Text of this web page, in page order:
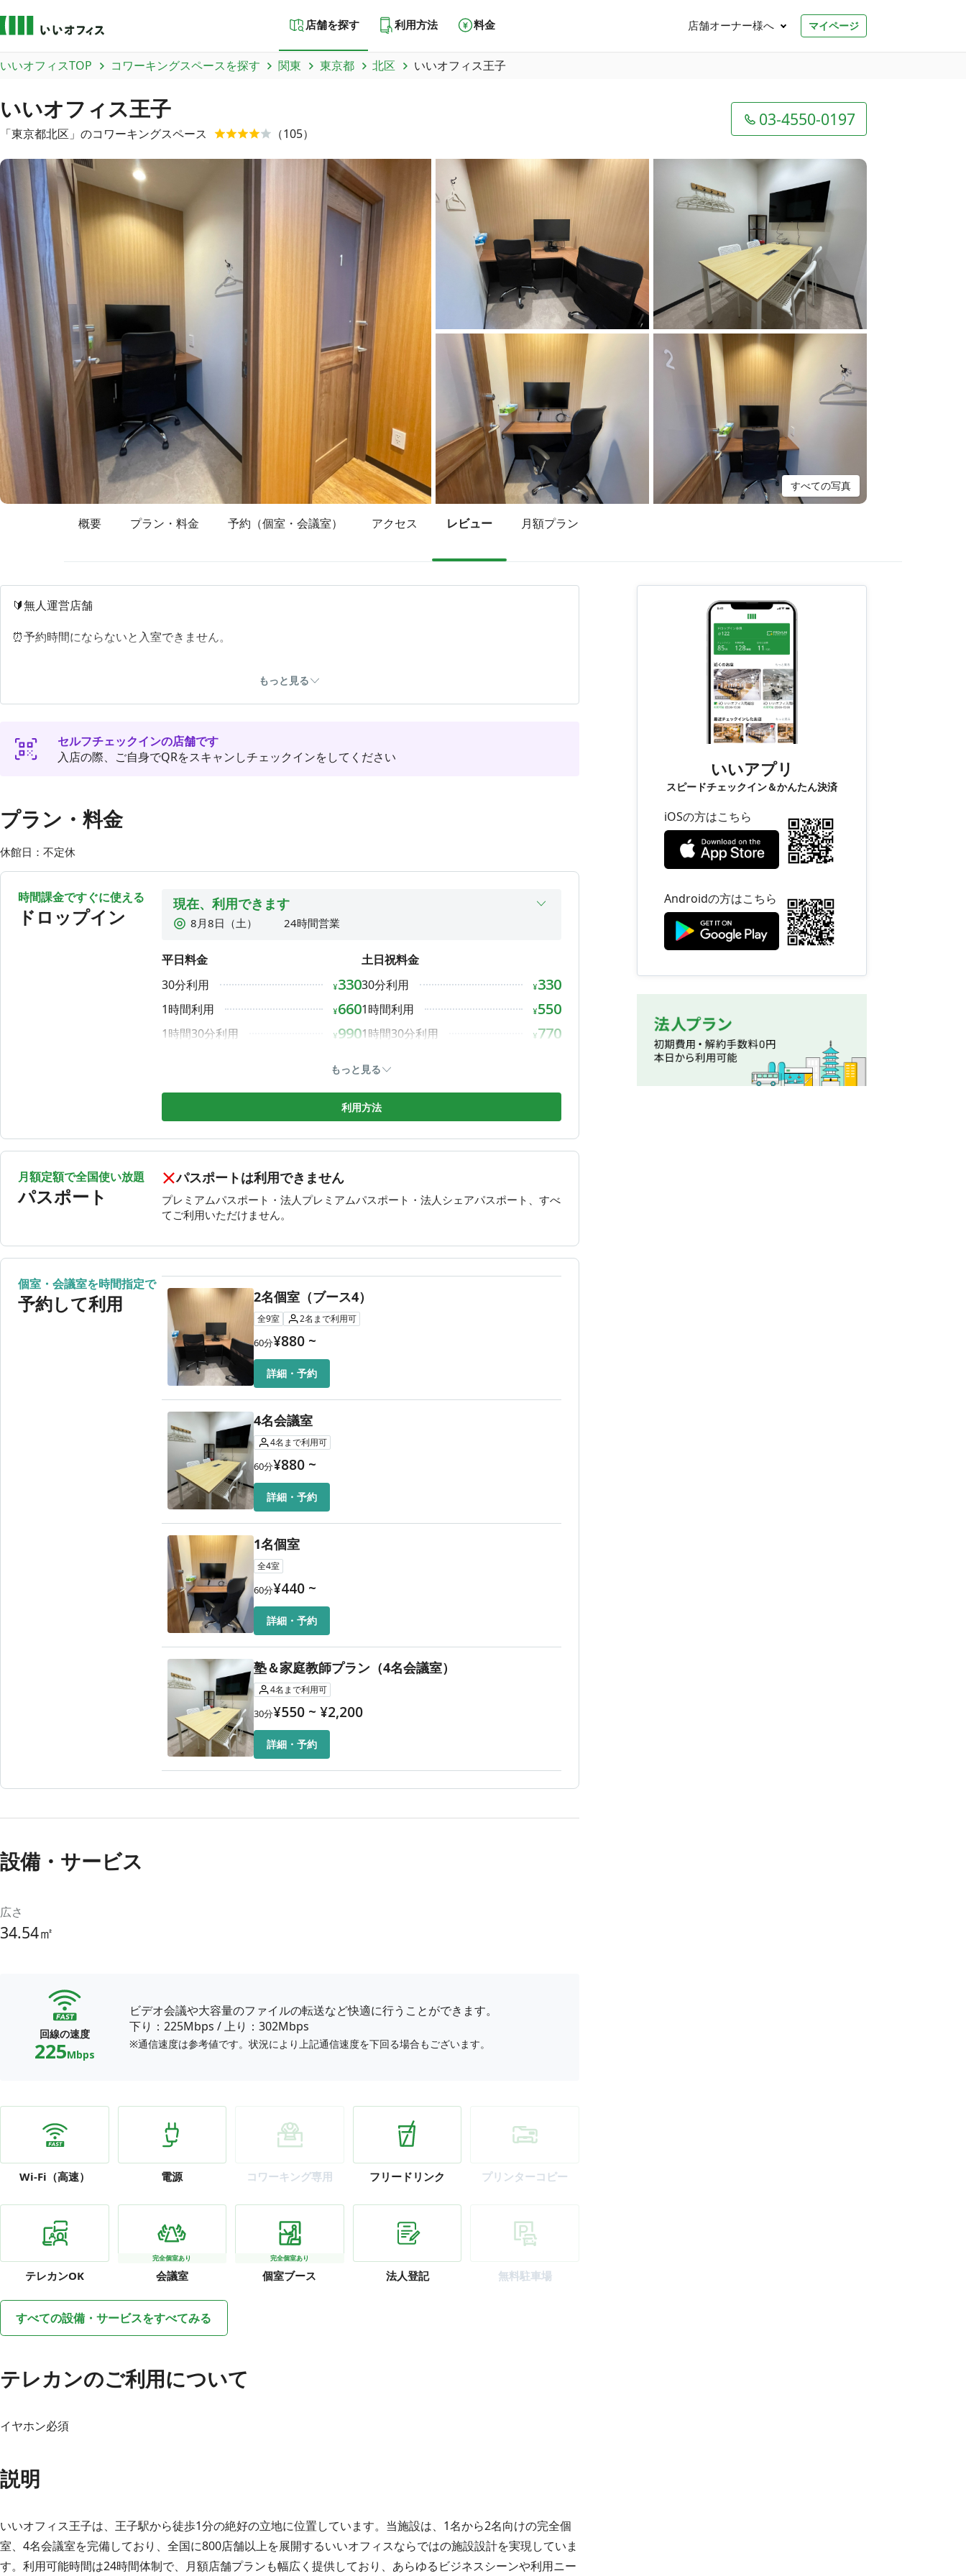
店舗を探す 利用方法 料金 店舗オーナー様へ マイページ
いいオフィスTOP コワーキングスペースを探す 関東 東京都 北区 いいオフィス王子
いいオフィス王子
「東京都北区 」のコワーキングスペース （105）
03-4550-0197
すべての写真
概要 プラン・料金 予約（個室・会議室） アクセス レビュー 月額プラン
🔰無人運営店舗
⏰予約時間にならないと入室できません。
ドロップイン・月額プランはチェックインと同時に席が指定されます。
表示されたお部屋へお入りください。
⚠️プレミアムパスポート利用不可⚠️
部屋数が少ないので【予約（個室・会議室）】より事前予約をおすすめします！
月額会員様は、今まで通り0円プランよりお部屋をご指定くださいませ。
※利用開始2時間前からご予約可能です。
💻通話・オンライン会議可能（個室はイヤホン必須）です。
各個室にヘッドホンをご用意しておりますので、ご自由にご利用ください。
❌禁止事項
・LIVE配信や音楽をかける
・共有エリアでの通話やオンライン会議
上記を行った場合は速やかに退店していただきます。また予約時間前の退店でも返金は一切行いません。
・モニター表示不具合（アプリにて部屋変更をお試しください）
・Wi-Fi接続不具合（スマホのリフレッシュ、再起動をお試しください）
・操作忘れでの自動延長（アプリからご予約の場合は、必ず終了ボタンを押下してください）
ご利用に際しては、あらかじめご了承くださいますようお願い申し上げます。
ご質問等は、ホームページの問い合わせフォームからお問合せください。
お急ぎの方はお電話ください。
📞03-4550-0197（平日10時〜18時）
もっと見る
セルフチェックインの店舗です
入店の際、ご自身でQRをスキャンしチェックインをしてください
プラン・料金
休館日：不定休
時間課金ですぐに使える
ドロップイン
現在、利用できます
8月8日（土）
24時間営業
8月10日（月）
8月11日（火）
24時間営業
8月12日（水）
24時間営業
8月13日（木）
24時間営業
平日料金
30分利用
¥330
1時間利用 ¥660
1時間30分利用 ¥990
1,980
4時間利用 2,640
4時間30分利用 ¥2,970
5時間利用 3,300
¥3,960
9時間利用 4,290
1DAY利用 5,500
土日祝料金
30分利用
¥330
1時間利用 ¥550
1時間30分利用 ¥770
4時間利用
1DAY利用 3,300
もっと見る
利用方法
月額定額で全国使い放題
パスポート
パスポートは利用できません
プレミアムパスポート・法人プレミアムパスポート・法人シェアパスポート、すべ
てご利用いただけません。
個室・会議室を時間指定で
予約して利用 2名個室（ブース4）
全9室 2名 まで利用可
60分¥880 ~
詳細・予約
4名会議室
4名 まで利用可
60分¥880 ~
詳細・予約
1名個室
全4室
60分¥440 ~
詳細・予約
塾＆家庭教師プラン（4名会議室）
4名 まで利用可
30分¥550 ~ ¥2,200
詳細・予約
設備・サービス
広さ
34.54㎡
回線の速度
225Mbps
ビデオ会議や大容量のファイルの転送など快適に行うことができます。
下り：225Mbps /上り：302Mbps
※通信速度は参考値です。状況により上記通信速度を下回る場合もございます。
Wi-Fi （高速） 電源 コワーキング専用 フリー ドリンク プリンターコピー
テレカンOK 会議室
完全個室あり
個室ブース
完全個室あり
法人登記 無料駐車場
すべての設備・サービスをすべてみる
テレカンのご利用について
イヤホン必須
説明
いいオフィス王子は、王子駅から徒歩1分の絶好の立地に位置しています。当施設は、1名から2名向けの完全個
室、4名会議室を完備しており、全国に800店舗以上を展開するいいオフィスならではの施設設計を実現していま
す。利用可能時間は24時間体制で、月額店舗プランも幅広く提供しており、あらゆるビジネスシーンや利用ニー
いいアプリ
スピードチェックイン＆かんたん決済
iOSの方はこちら
Androidの方はこちら